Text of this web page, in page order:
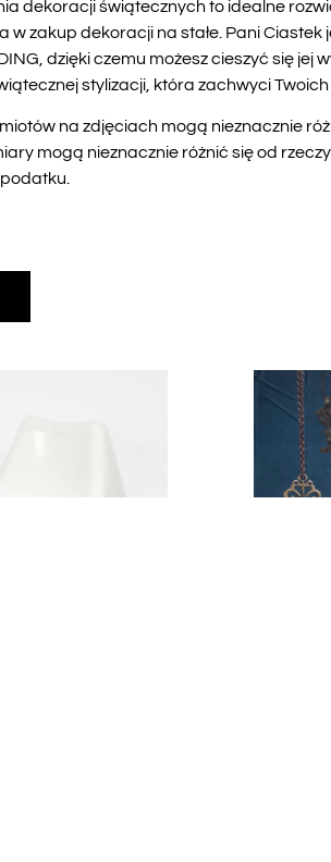
dekoracji świątecznych to idealne
w zakup dekoracji na stałe. Pani
dzięki czemu możesz cieszyć się
stylizacji, która zachwyci
na zdjęciach mogą nieznacznie
mogą nieznacznie różnić się od